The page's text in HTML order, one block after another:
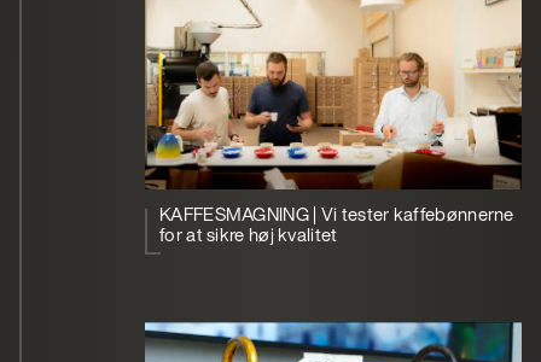
KAFFESMAGNING | Vi tester kaffebønnerne
for at sikre høj kvalitet